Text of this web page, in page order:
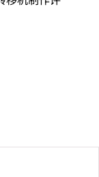
目（丙类科